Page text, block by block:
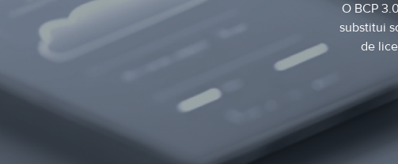
O BCP
substitui
de